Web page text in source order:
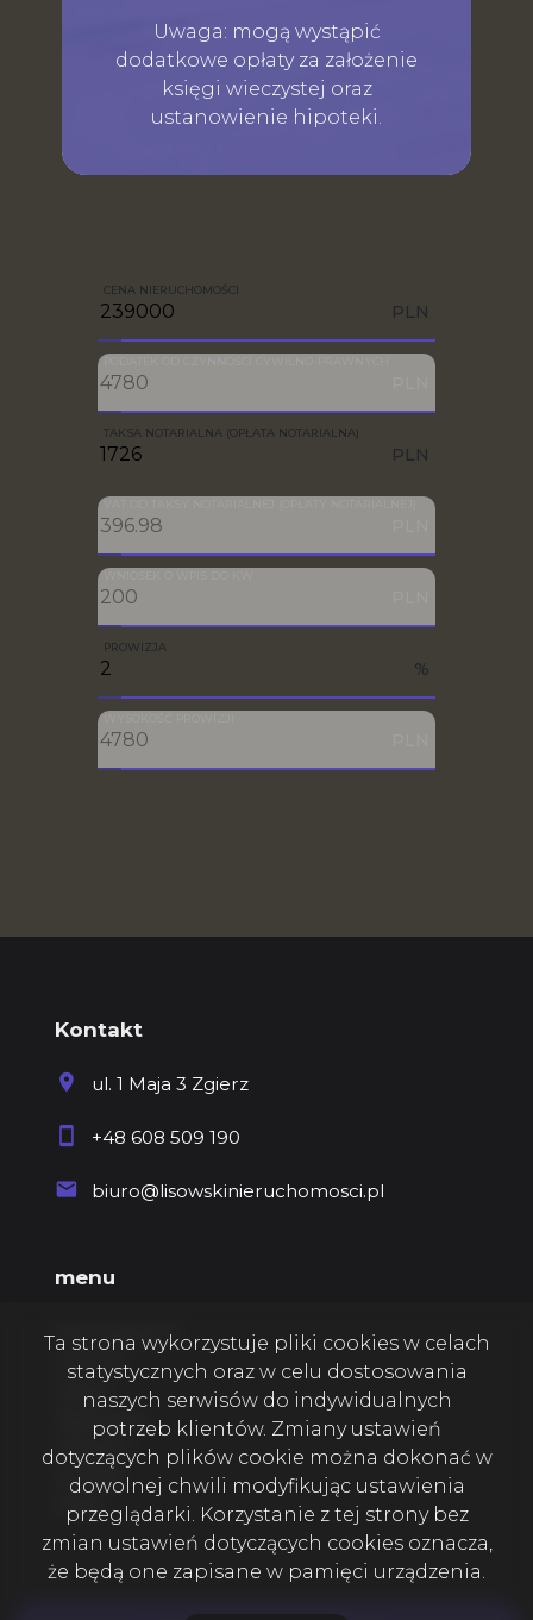
Uwaga: mogą wystąpić
dodatkowe opłaty za założenie
księgi wieczystej oraz
ustanowienie hipoteki.
CENA NIERUCHOMOŚCI
PLN
TAKSA NOTARIALNA (OPŁATA NOTARIALNA)
PLN
PROWIZJA
%
Kontakt
ul. 1 Maja 3 Zgierz
+48 608 509 190
biuro@lisowskinieruchomosci.pl
menu
Strona główna
O firmie
Oferty
Zgłoszenia
Ulubione
Kontakt
Rodo
Ta strona wykorzystuje pliki cookies w celach
statystycznych oraz w celu dostosowania
naszych serwisów do indywidualnych
potrzeb klientów. Zmiany ustawień
dotyczących plików cookie można dokonać w
dowolnej chwili modyfikując ustawienia
przeglądarki. Korzystanie z tej strony bez
zmian ustawień dotyczących cookies oznacza,
że będą one zapisane w pamięci urządzenia.